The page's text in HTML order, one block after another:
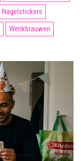
Nagelstickers
Wenkbrauwen